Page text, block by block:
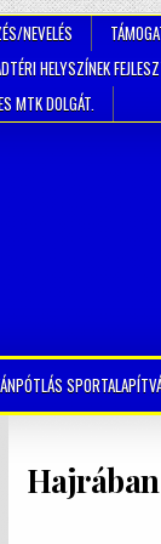
NEVELÉS
HELYSZÍNEK
MTK DOLGÁT.